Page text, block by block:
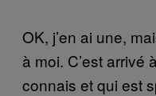
OK, j’en ai une,
à moi. C’est arrivé
connais et qui est